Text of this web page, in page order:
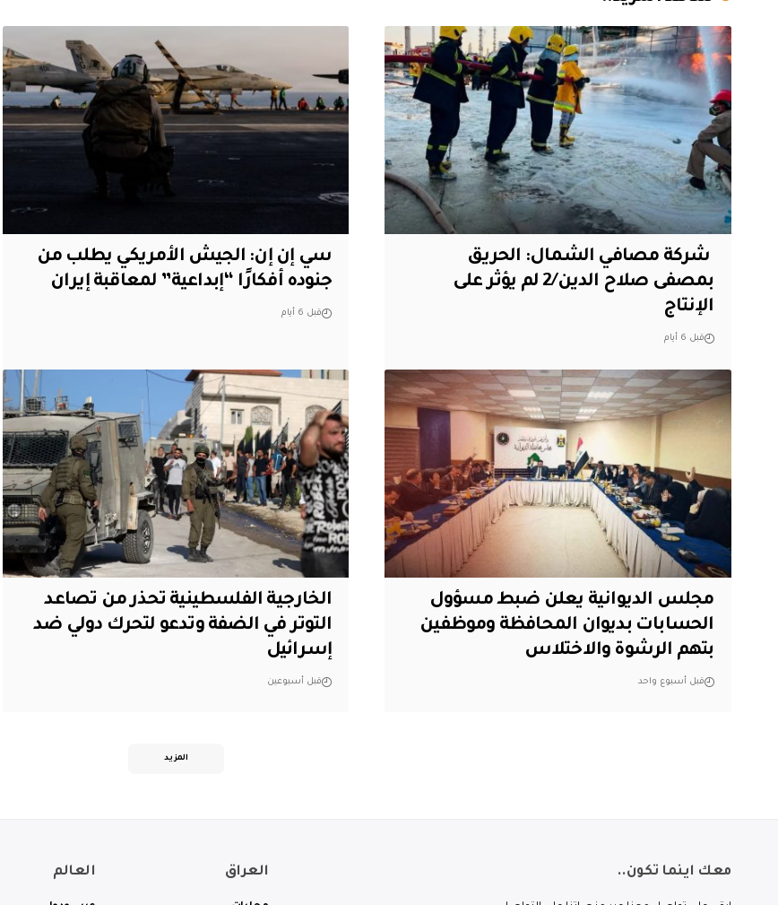
‏ شركة مصافي الشمال: الحريق
بمصفى صلاح الدين/2 لم يؤثر على
الإنتاج
قبل 6 أيام
سي إن إن: الجيش الأمريكي يطلب من
جنوده أفكارًا “إبداعية” لمعاقبة إيران
قبل 6 أيام
مجلس الديوانية يعلن ضبط مسؤول
الحسابات بديوان المحافظة وموظفين
بتهم الرشوة والاختلاس
قبل أسبوع واحد
الخارجية الفلسطينية تحذر من تصاعد
التوتر في الضفة وتدعو لتحرك دولي ضد
إسرائيل
قبل أسبوعين
المزيد
معك اينما تكون.. العراق العالم